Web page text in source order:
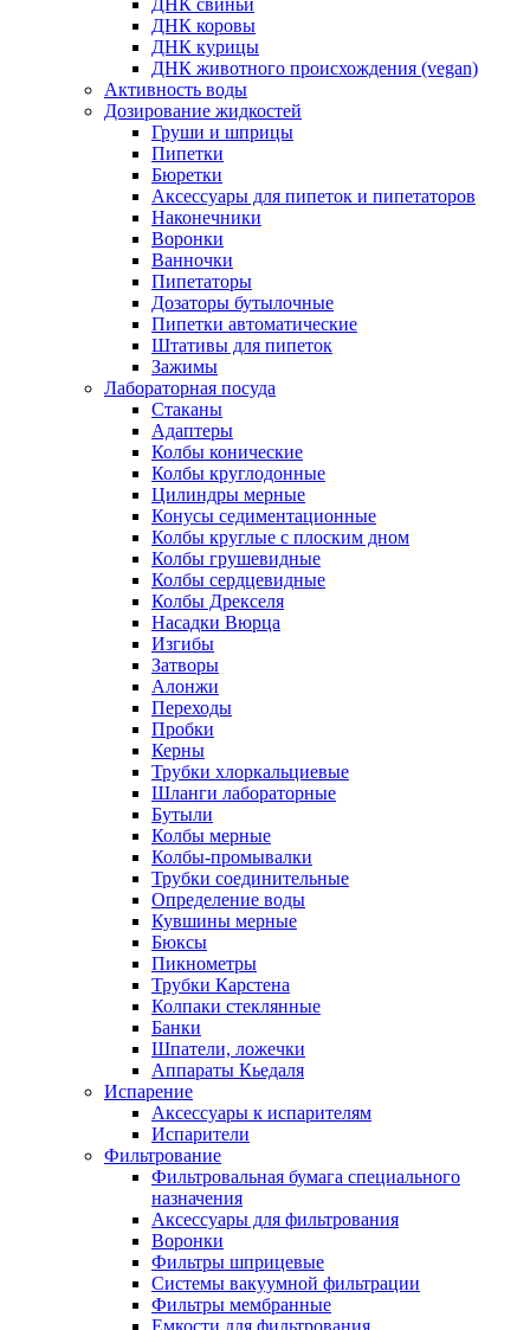
ДНК свиньи
ДНК коровы
ДНК курицы
ДНК животного происхождения (vegan)
Активность воды
Дозирование жидкостей
Груши и шприцы
Пипетки
Бюретки
Аксессуары для пипеток и пипетаторов
Наконечники
Воронки
Ванночки
Пипетаторы
Дозаторы бутылочные
Пипетки автоматические
Штативы для пипеток
Зажимы
Лабораторная посуда
Стаканы
Адаптеры
Колбы конические
Колбы круглодонные
Цилиндры мерные
Конусы седиментационные
Колбы круглые с плоским дном
Колбы грушевидные
Колбы сердцевидные
Колбы Дрекселя
Насадки Вюрца
Изгибы
Затворы
Алонжи
Переходы
Пробки
Керны
Трубки хлоркальциевые
Шланги лабораторные
Бутыли
Колбы мерные
Колбы-промывалки
Трубки соединительные
Определение воды
Кувшины мерные
Бюксы
Пикнометры
Трубки Карстена
Колпаки стеклянные
Банки
Шпатели, ложечки
Аппараты Кьедаля
Испарение
Аксессуары к испарителям
Испарители
Фильтрование
Фильтровальная бумага специального
назначения
Аксессуары для фильтрования
Воронки
Фильтры шприцевые
Системы вакуумной фильтрации
Фильтры мембранные
Емкости для фильтрования